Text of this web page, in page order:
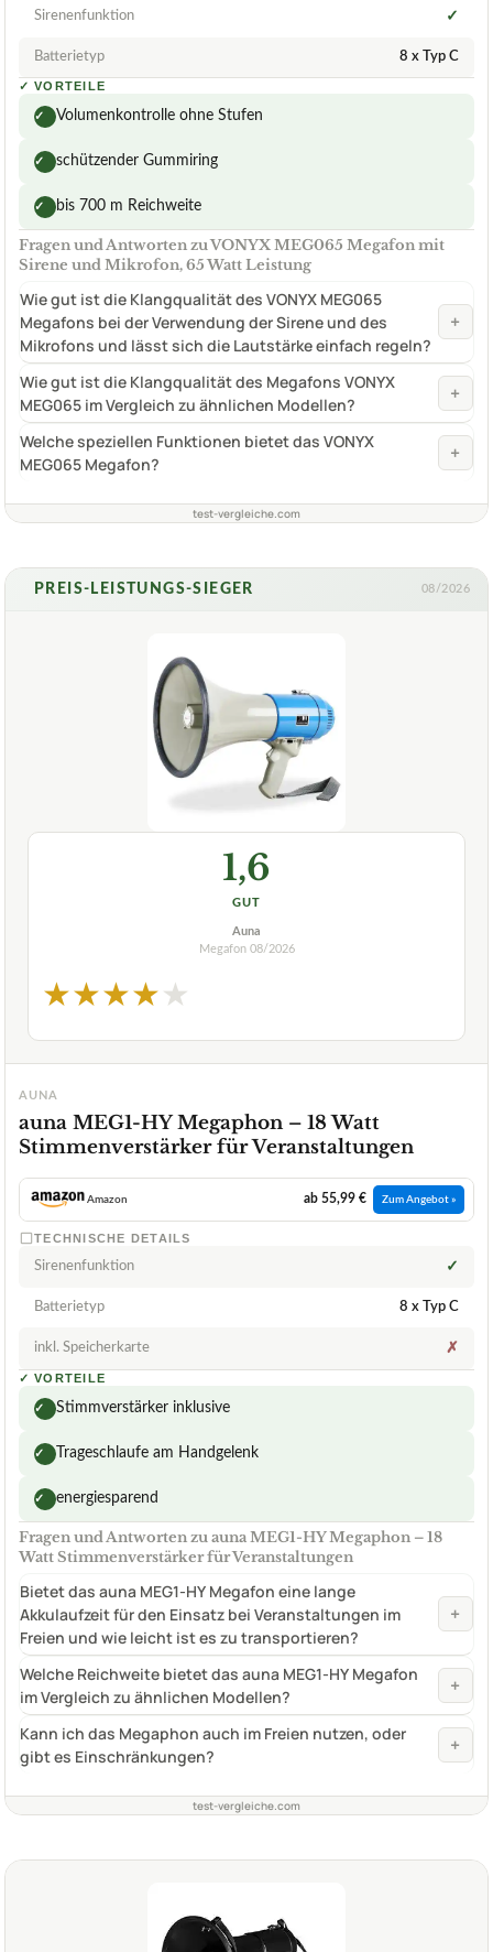
Sirenenfunktion ✓
Batterietyp 8 x Typ C
✓ VORTEILE
✓ Volumenkontrolle ohne Stufen
✓ schützender Gummiring
✓ bis 700 m Reichweite
Fragen und Antworten zu VONYX MEG065 Megafon mit
Sirene und Mikrofon, 65 Watt Leistung
Wie gut ist die Klangqualität des VONYX MEG065
Megafons bei der Verwendung der Sirene und des
Mikrofons und lässt sich die Lautstärke einfach regeln?
+
Wie gut ist die Klangqualität des Megafons VONYX
MEG065 im Vergleich zu ähnlichen Modellen?
+
Welche speziellen Funktionen bietet das VONYX
MEG065 Megafon?
+
test-vergleiche.com
PREIS-LEISTUNGS-SIEGER 08/2026
1,6
GUT
Auna
Megafon 08/2026
★★★★★
AUNA
auna MEG1-HY Megaphon – 18 Watt
Stimmenverstärker für Veranstaltungen
Amazon ab 55,99 € Zum Angebot »
TECHNISCHE DETAILS
Sirenenfunktion ✓
Batterietyp 8 x Typ C
inkl. Speicherkarte ✗
✓ VORTEILE
✓ Stimmverstärker inklusive
✓ Trageschlaufe am Handgelenk
✓ energiesparend
Fragen und Antworten zu auna MEG1-HY Megaphon – 18
Watt Stimmenverstärker für Veranstaltungen
Bietet das auna MEG1-HY Megafon eine lange
Akkulaufzeit für den Einsatz bei Veranstaltungen im
Freien und wie leicht ist es zu transportieren?
+
Welche Reichweite bietet das auna MEG1-HY Megafon
im Vergleich zu ähnlichen Modellen?
+
Kann ich das Megaphon auch im Freien nutzen, oder
gibt es Einschränkungen?
+
test-vergleiche.com